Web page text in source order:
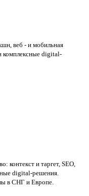
веб - и мобильная
комплексные digital-
контекст и таргет, SEO,
digital-решения.
в СНГ и Европе.